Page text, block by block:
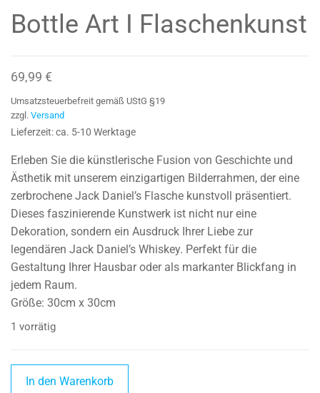
Bottle Art I Flaschenkunst
69,99 €
Umsatzsteuerbefreit gemäß UStG §19
zzgl. Versand
Lieferzeit: ca. 5-10 Werktage
Erleben Sie die künstlerische Fusion von Geschichte und
Ästhetik mit unserem einzigartigen Bilderrahmen, der eine
zerbrochene Jack Daniel’s Flasche kunstvoll präsentiert.
Dieses faszinierende Kunstwerk ist nicht nur eine
Dekoration, sondern ein Ausdruck Ihrer Liebe zur
legendären Jack Daniel’s Whiskey. Perfekt für die
Gestaltung Ihrer Hausbar oder als markanter Blickfang in
jedem Raum.
Größe: 30cm x 30cm
1 vorrätig
In den Warenkorb